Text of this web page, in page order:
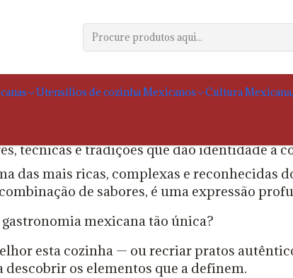
Utensílios de cozinha Mexicanos Cultura
a Cozinha Mexicana Única?
técnicas e tradições que dão identidade à
das mais ricas, complexas e reconhecidas
de sabores, é uma expressão
mexicana tão única?
esta cozinha — ou recriar pratos
descobrir os elementos que a definem.